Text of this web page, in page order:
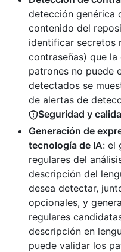
detección genérica
contenido del
identificar secretos
contraseñas) que
patrones no puede
detectados se
de alertas de
Seguridad y
Generación de
tecnología de IA: el
regulares del
descripción del
desea detectar,
opcionales, y
regulares
descripción en
puede validar los